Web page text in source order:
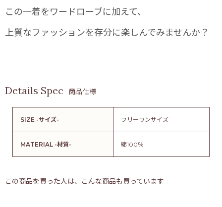
この一着をワードローブに加えて、
上質なファッションを存分に楽しんでみませんか？
商品仕様
SIZE -サイズ- フリーワンサイズ
MATERIAL -材質- 綿100％
この商品を買った人は、こんな商品も買っています